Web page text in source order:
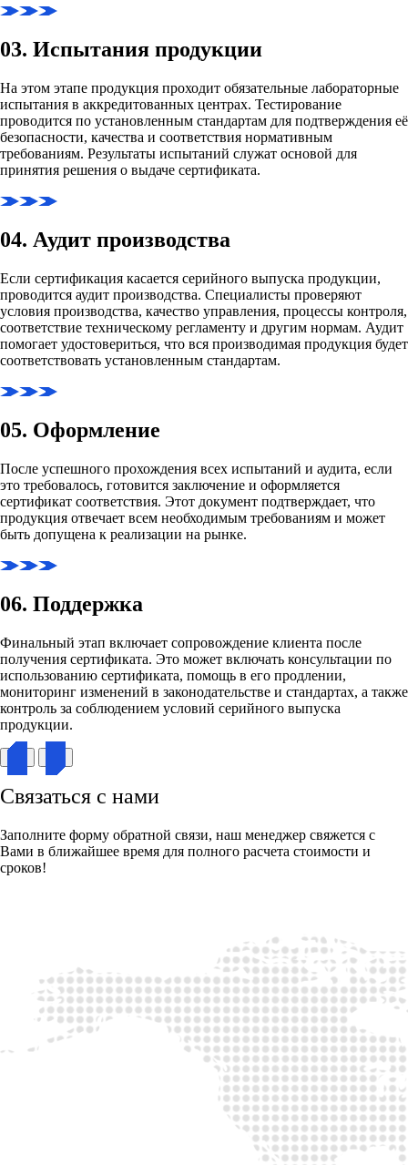
03. Испытания продукции
На этом этапе продукция проходит обязательные лабораторные
испытания в аккредитованных центрах. Тестирование
проводится по установленным стандартам для подтверждения её
безопасности, качества и соответствия нормативным
требованиям. Результаты испытаний служат основой для
принятия решения о выдаче сертификата.
04. Аудит производства
Если сертификация касается серийного выпуска продукции,
проводится аудит производства. Специалисты проверяют
условия производства, качество управления, процессы контроля,
соответствие техническому регламенту и другим нормам. Аудит
помогает удостовериться, что вся производимая продукция будет
соответствовать установленным стандартам.
05. Оформление
После успешного прохождения всех испытаний и аудита, если
это требовалось, готовится заключение и оформляется
сертификат соответствия. Этот документ подтверждает, что
продукция отвечает всем необходимым требованиям и может
быть допущена к реализации на рынке.
06. Поддержка
Финальный этап включает сопровождение клиента после
получения сертификата. Это может включать консультации по
использованию сертификата, помощь в его продлении,
мониторинг изменений в законодательстве и стандартах, а также
контроль за соблюдением условий серийного выпуска
продукции.
Связаться с нами
Заполните форму обратной связи, наш менеджер свяжется с
Вами в ближайшее время для полного расчета стоимости и
сроков!